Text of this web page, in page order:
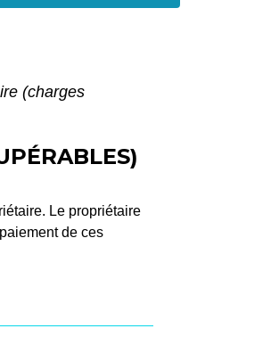
(charges
Le propriétaire
de ces